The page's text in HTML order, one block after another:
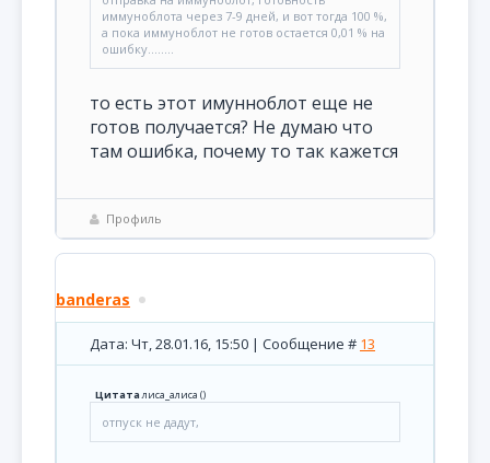
иммуноблота через 7-9 дней, и вот тогда 100 %,
а пока иммуноблот не готов остается 0,01 % на
ошибку........
то есть этот имунноблот еще не
готов получается? Не думаю что
там ошибка, почему то так кажется
Профиль
banderas
Дата: Чт, 28.01.16, 15:50 | Сообщение # 13
Цитаталиса_алиса ()
отпуск не дадут,